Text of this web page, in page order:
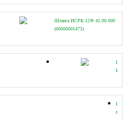
Штанга ИСРК-12Ф.42.00.000
(00000001473)